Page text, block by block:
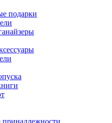
подарки
принадлежности